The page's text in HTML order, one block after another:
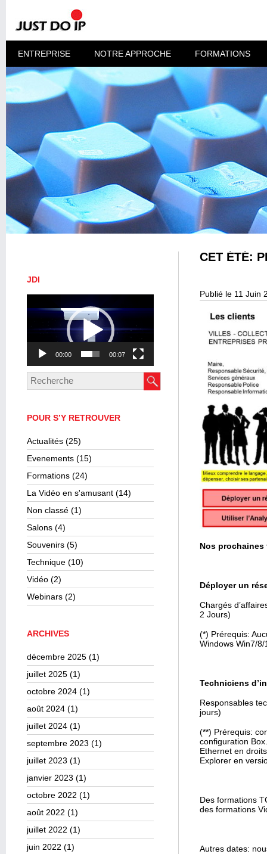
ENTREPRISE NOTRE APPROCHE FORMATIONS
JDI
vidéo
00:00 00:07
POUR S’Y RETROUVER
Actualités (25)
Evenements (15)
Formations (24)
La Vidéo en s'amusant (14)
Non classé (1)
Salons (4)
Souvenirs (5)
Technique (10)
Vidéo (2)
Webinars (2)
ARCHIVES
décembre 2025 (1)
juillet 2025 (1)
octobre 2024 (1)
août 2024 (1)
juillet 2024 (1)
septembre 2023 (1)
juillet 2023 (1)
janvier 2023 (1)
octobre 2022 (1)
août 2022 (1)
juillet 2022 (1)
juin 2022 (1)
CET ÉTÉ:
Publié le 11 Juin
Nos
Déployer un
Chargés
2 Jours)
(*) Prérequis:
Windows Win7/
Techniciens
Responsables
jours)
(**) Prérequis:
configuration
Ethernet en
Explorer en
Des formations
des formations
Autres dates: